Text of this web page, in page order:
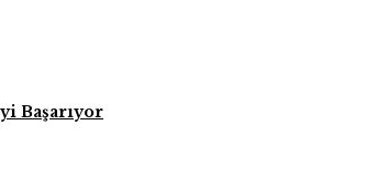
Başarıyor